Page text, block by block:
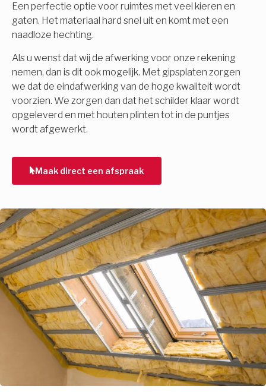
Een perfectie optie voor ruimtes met veel kieren en
gaten. Het materiaal hard snel uit en komt met een
naadloze hechting.
Als u wenst dat wij de afwerking voor onze rekening
nemen, dan is dit ook mogelijk. Met gipsplaten zorgen
we dat de eindafwerking van de hoge kwaliteit wordt
voorzien. We zorgen dan dat het schilder klaar wordt
opgeleverd en met houten plinten tot in de puntjes
wordt afgewerkt.
Maak direct een afspraak